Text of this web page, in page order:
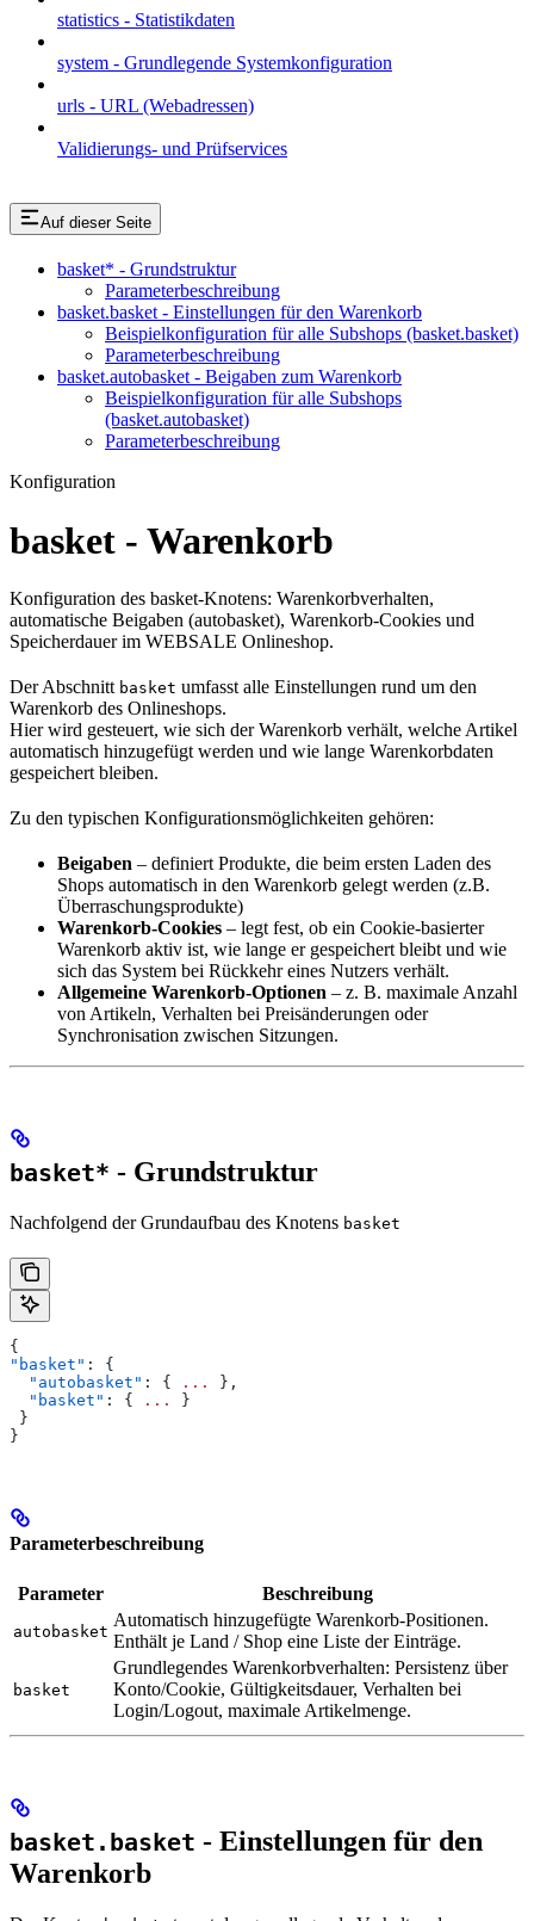
statistics - Statistikdaten
system - Grundlegende Systemkonfiguration
urls - URL (Webadressen)
Validierungs- und Prüfservices
Auf dieser Seite
basket* - Grundstruktur
Parameterbeschreibung
basket.basket - Einstellungen für den Warenkorb
Beispielkonfiguration für alle Subshops (basket.basket)
Parameterbeschreibung
basket.autobasket - Beigaben zum Warenkorb
Beispielkonfiguration für alle Subshops
(basket.autobasket)
Parameterbeschreibung
Konfiguration
basket - Warenkorb
Konfiguration des basket-Knotens: Warenkorbverhalten,
automatische Beigaben (autobasket), Warenkorb-Cookies und
Speicherdauer im WEBSALE Onlineshop.
Der Abschnitt basket umfasst alle Einstellungen rund um den
Warenkorb des Onlineshops.
Hier wird gesteuert, wie sich der Warenkorb verhält, welche Artikel
automatisch hinzugefügt werden und wie lange Warenkorbdaten
gespeichert bleiben.
Zu den typischen Konfigurationsmöglichkeiten gehören:
Beigaben – definiert Produkte, die beim ersten Laden des
Shops automatisch in den Warenkorb gelegt werden (z.B.
Überraschungsprodukte)
Warenkorb-Cookies – legt fest, ob ein Cookie-basierter
Warenkorb aktiv ist, wie lange er gespeichert bleibt und wie
sich das System bei Rückkehr eines Nutzers verhält.
Allgemeine Warenkorb-Optionen – z. B. maximale Anzahl
von Artikeln, Verhalten bei Preisänderungen oder
Synchronisation zwischen Sitzungen.
basket* - Grundstruktur
Nachfolgend der Grundaufbau des Knotens basket
{
"basket" : {
  "autobasket"
: { ...
},
  "basket"
: { ...
}
}
}
Parameterbeschreibung
Parameter Beschreibung
autobasket
Automatisch hinzugefügte Warenkorb-Positionen.
Enthält je Land / Shop eine Liste der Einträge.
basket
Grundlegendes Warenkorbverhalten: Persistenz über
Konto/Cookie, Gültigkeitsdauer, Verhalten bei
Login/Logout, maximale Artikelmenge.
basket.basket - Einstellungen für den
Warenkorb